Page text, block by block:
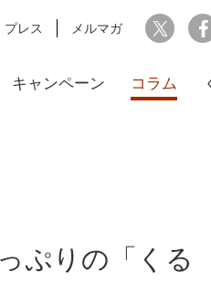
プレス メルマガ
キャンペーン コラム
ぷりの「くる